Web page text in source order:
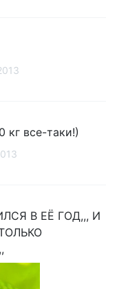
кг все-таки!)
В ЕЁ ГОД,,, И